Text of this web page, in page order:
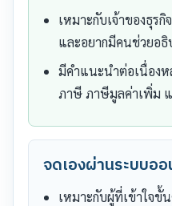
เหมาะกับเจ้าของธุร
และอยากมีคนช่วยอ
มีคำแนะนำต่อเนื่องห
ภาษี ภาษีมูลค่าเพิ่ม
จดเองผ่านระบบอ
เหมาะกับผู้ที่เข้าใจขั้